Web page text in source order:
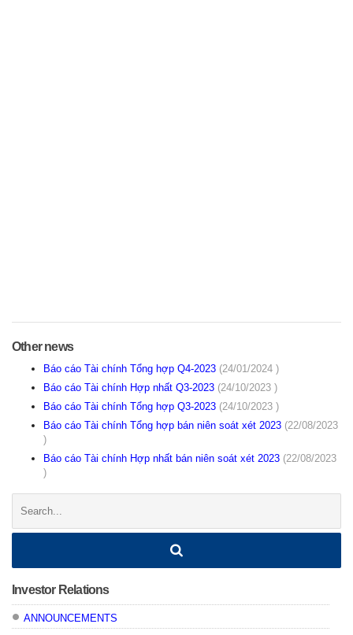
Other news
Báo cáo Tài chính Tổng hợp Q4-2023 (24/01/2024 )
Báo cáo Tài chính Hợp nhất Q3-2023 (24/10/2023 )
Báo cáo Tài chính Tổng hợp Q3-2023 (24/10/2023 )
Báo cáo Tài chính Tổng hợp bán niên soát xét 2023 (22/08/2023
)
Báo cáo Tài chính Hợp nhất bán niên soát xét 2023 (22/08/2023
)
Investor Relations
ANNOUNCEMENTS